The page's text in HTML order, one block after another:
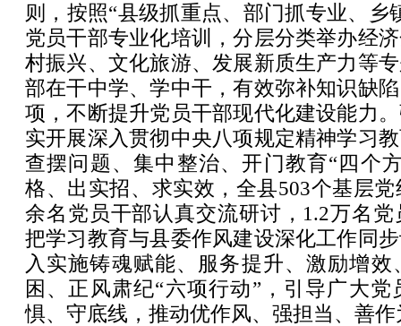
则，按照“县级抓重点、部门抓专业、乡
党员干部专业化培训，分层分类举办经
村振兴、文化旅游、发展新质生产力等
部在干中学、学中干，有效弥补知识缺
项，不断提升党员干部现代化建设能力
实开展深入贯彻中央八项规定精神学习
查摆问题、集中整治、开门教育“四个
格、出实招、求实效，全县503个基层
余名党员干部认真交流研讨，1.2万名
把学习教育与县委作风建设深化工作同
入实施铸魂赋能、服务提升、激励增
困、正风肃纪“六项行动”，引导广大
惧、守底线，推动优作风、强担当、善作